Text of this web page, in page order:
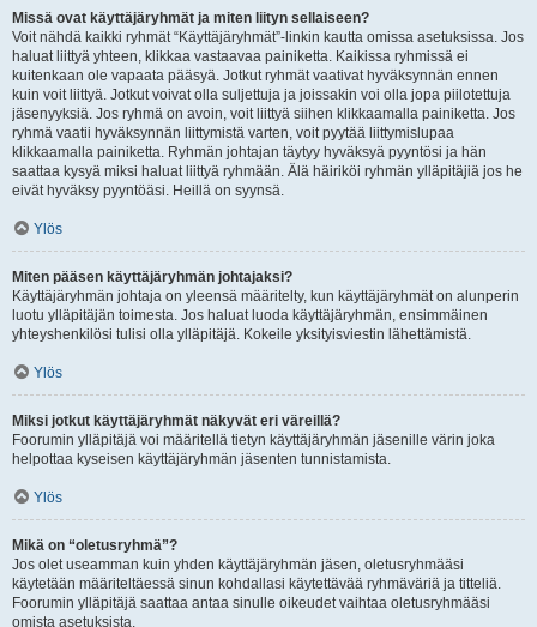
Missä ovat käyttäjäryhmät ja miten liityn sellaiseen?
Voit nähdä kaikki ryhmät “Käyttäjäryhmät”-linkin kautta omissa asetuksissa. Jos
haluat liittyä yhteen, klikkaa vastaavaa painiketta. Kaikissa ryhmissä ei
kuitenkaan ole vapaata pääsyä. Jotkut ryhmät vaativat hyväksynnän ennen
kuin voit liittyä. Jotkut voivat olla suljettuja ja joissakin voi olla jopa piilotettuja
jäsenyyksiä. Jos ryhmä on avoin, voit liittyä siihen klikkaamalla painiketta. Jos
ryhmä vaatii hyväksynnän liittymistä varten, voit pyytää liittymislupaa
klikkaamalla painiketta. Ryhmän johtajan täytyy hyväksyä pyyntösi ja hän
saattaa kysyä miksi haluat liittyä ryhmään. Älä häiriköi ryhmän ylläpitäjiä jos he
eivät hyväksy pyyntöäsi. Heillä on syynsä.
Ylös
Miten pääsen käyttäjäryhmän johtajaksi?
Käyttäjäryhmän johtaja on yleensä määritelty, kun käyttäjäryhmät on alunperin
luotu ylläpitäjän toimesta. Jos haluat luoda käyttäjäryhmän, ensimmäinen
yhteyshenkilösi tulisi olla ylläpitäjä. Kokeile yksityisviestin lähettämistä.
Ylös
Miksi jotkut käyttäjäryhmät näkyvät eri väreillä?
Foorumin ylläpitäjä voi määritellä tietyn käyttäjäryhmän jäsenille värin joka
helpottaa kyseisen käyttäjäryhmän jäsenten tunnistamista.
Ylös
Mikä on “oletusryhmä”?
Jos olet useamman kuin yhden käyttäjäryhmän jäsen, oletusryhmääsi
käytetään määriteltäessä sinun kohdallasi käytettävää ryhmäväriä ja titteliä.
Foorumin ylläpitäjä saattaa antaa sinulle oikeudet vaihtaa oletusryhmääsi
omista asetuksista.